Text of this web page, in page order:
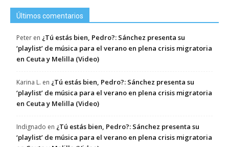
Últimos comentarios
Peter en ¿Tú estás bien, Pedro?: Sánchez presenta su
‘playlist’ de música para el verano en plena crisis migratoria
en Ceuta y Melilla (Video)
Karina L. en ¿Tú estás bien, Pedro?: Sánchez presenta su
‘playlist’ de música para el verano en plena crisis migratoria
en Ceuta y Melilla (Video)
Indignado en ¿Tú estás bien, Pedro?: Sánchez presenta su
‘playlist’ de música para el verano en plena crisis migratoria